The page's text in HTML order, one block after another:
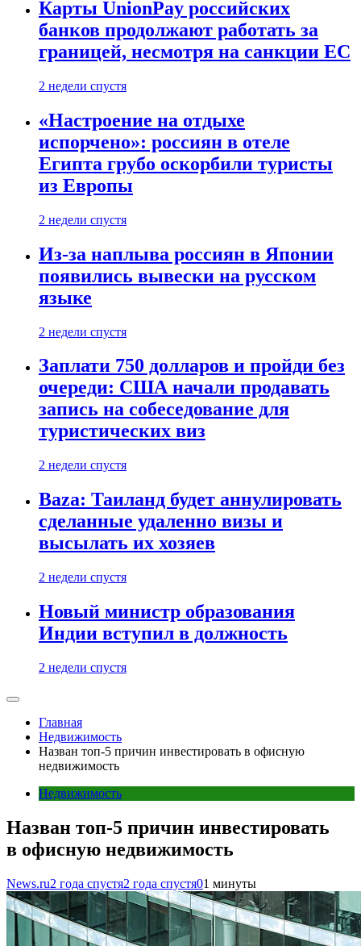
Карты UnionPay российских
банков продолжают работать за
границей, несмотря на санкции ЕС
2 недели спустя
«Настроение на отдыхе
испорчено»: россиян в отеле
Египта грубо оскорбили туристы
из Европы
2 недели спустя
Из-за наплыва россиян в Японии
появились вывески на русском
языке
2 недели спустя
Заплати 750 долларов и пройди без
очереди: США начали продавать
запись на собеседование для
туристических виз
2 недели спустя
Baza: Таиланд будет аннулировать
сделанные удаленно визы и
высылать их хозяев
2 недели спустя
Новый министр образования
Индии вступил в должность
2 недели спустя
Главная
Недвижимость
Назван топ-5 причин инвестировать в офисную
недвижимость
Недвижимость
Назван топ-5 причин инвестировать
в офисную недвижимость
News.ru2 года спустя2 года спустя01 минуты